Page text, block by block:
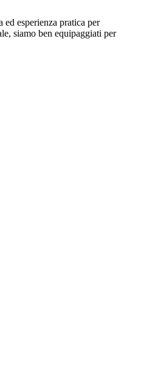
esperienza pratica per
siamo ben equipaggiati per